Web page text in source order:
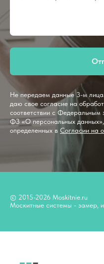
Не передаем данные 3-м
даю свое согласие на
соответствии с
ФЗ «О персональных данных»,
определенных в Согласии на
© 2015-2026 Moskitnie.ru
Москитные системы - замер,